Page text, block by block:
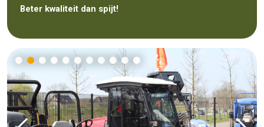
Beter kwaliteit dan spijt!